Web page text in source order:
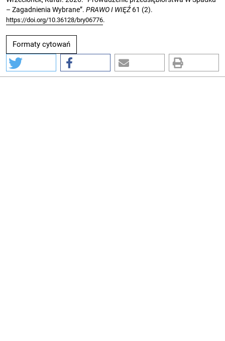
– Zagadnienia Wybrane”. PRAWO I WIĘŹ61 (2).
https://doi.org/10.36128/bry06776.
Formaty cytowań